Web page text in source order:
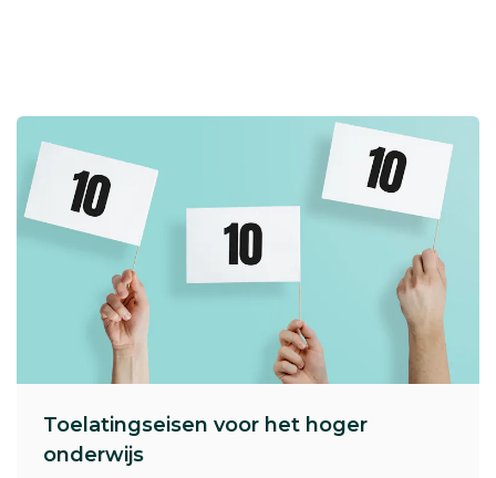
Toelatingseisen voor het hoger
onderwijs